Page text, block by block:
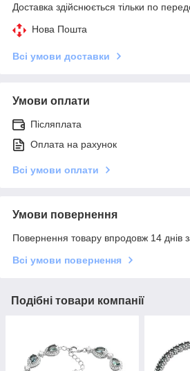
Доставка здійснюється тільки по
Нова Пошта
Всі умови доставки
Умови оплати
Післяплата
Оплата на рахунок
Всі умови оплати
Умови повернення
Повернення товару впродовж 14 днів
Всі умови повернення
Подібні товари компанії